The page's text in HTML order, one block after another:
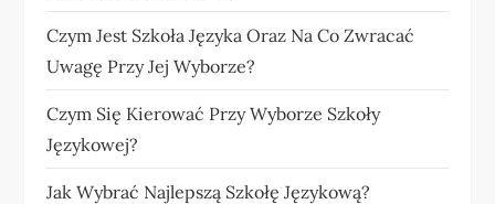
Czym Jest Szkoła Języka Oraz Na Co Zwracać
Uwagę Przy Jej Wyborze?
Czym Się Kierować Przy Wyborze Szkoły
Językowej?
Jak Wybrać Najlepszą Szkołę Językową?